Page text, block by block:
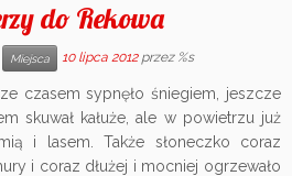
do Rekowa
Miejsca 10 lipca 2012 przez %s
czasem sypnęło śniegiem, jeszcze
skuwał kałuże, ale w powietrzu już
i lasem. Także słoneczko coraz
i coraz dłużej i mocniej ogrzewało